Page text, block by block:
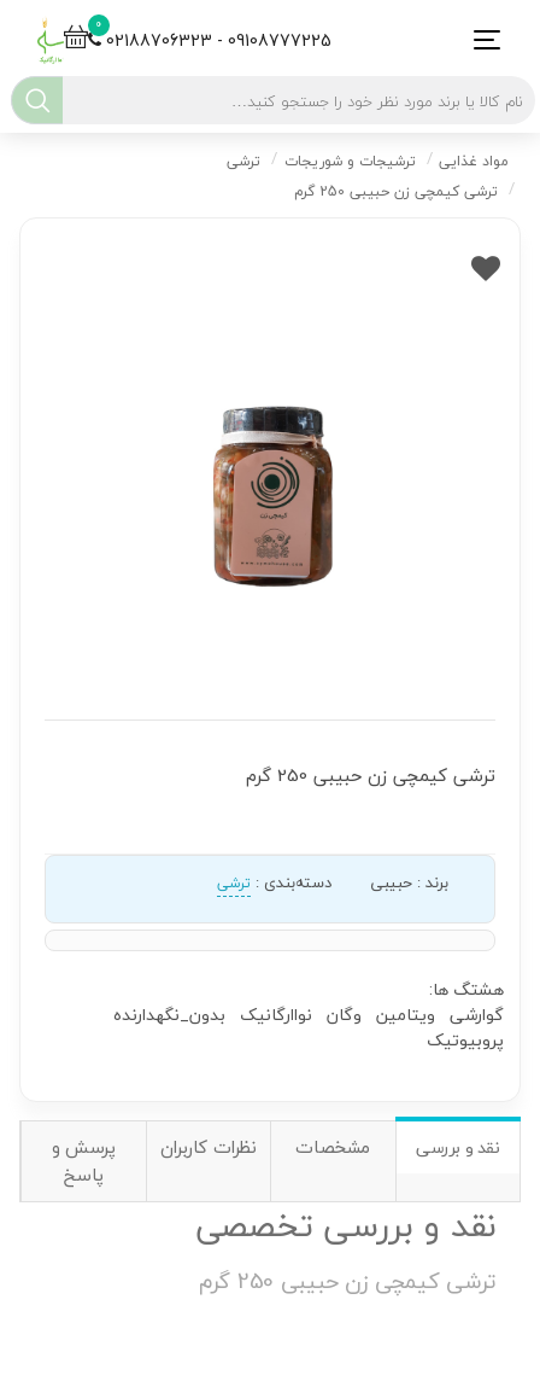
0
02188706323 - 09108777225
مواد غذایی ترشیجات و شوریجات
ترشی
ترشی کیمچی زن حبیبی 250 گرم
ترشی کیمچی زن حبیبی 250 گرم
برند: حبیبی دسته‌بندی : ترشی
هشتگ ها:
گوارشی ویتامین وگان نواارگانیک بدون_نگهدارنده
پروبیوتیک
نقد و بررسی مشخصات نظرات کاربران
پرسش و
پاسخ
نقد و بررسی تخصصی
ترشی کیمچی زن حبیبی 250 گرم